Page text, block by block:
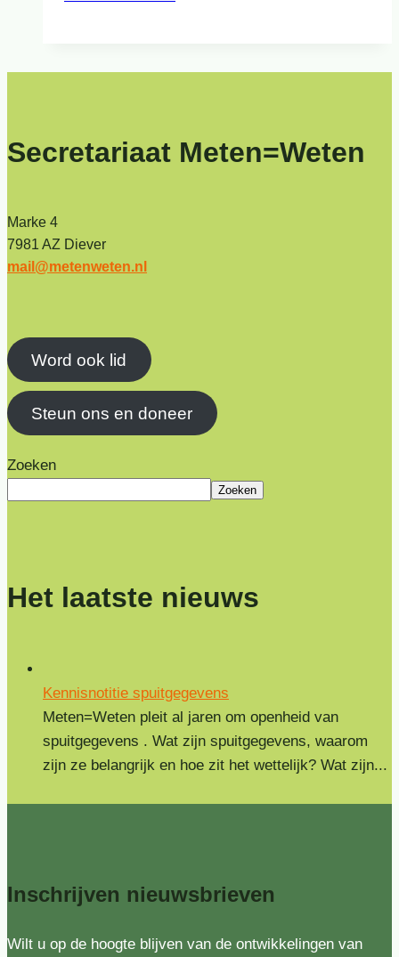
Secretariaat Meten=Weten
Marke 4
7981 AZ Diever
mail@metenweten.nl
Word ook lid
Steun ons en doneer
Zoeken
Zoeken
Het laatste nieuws
Kennisnotitie spuitgegevens
Meten=Weten pleit al jaren om openheid van
spuitgegevens . Wat zijn spuitgegevens, waarom
zijn ze belangrijk en hoe zit het wettelijk? Wat zijn...
Inschrijven nieuwsbrieven
Wilt u op de hoogte blijven van de ontwikkelingen van